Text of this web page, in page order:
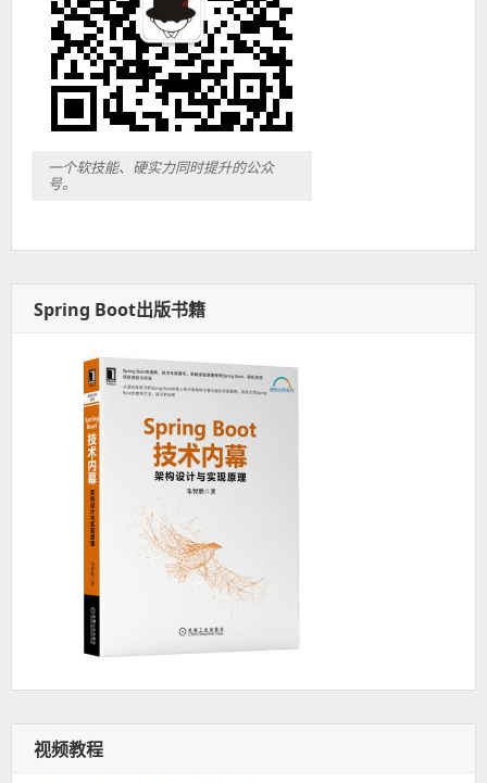
一个软技能、硬实力同时提升的公众
号。
Spring Boot出版书籍
视频教程